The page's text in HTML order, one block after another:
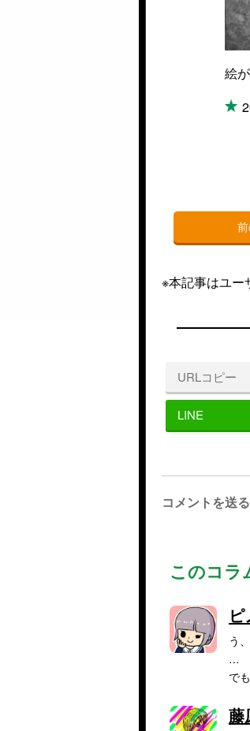
絵
※本記事はユー
URLコピー
LINE
コメントを送る
このコラ
ピ
う
…
で
藤